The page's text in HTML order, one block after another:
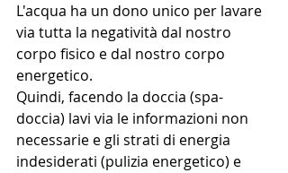
L'acqua ha un dono unico per lavare
via tutta la negatività dal nostro
corpo fisico e dal nostro corpo
energetico.
Quindi, facendo la doccia (spa-
doccia) lavi via le informazioni non
necessarie e gli strati di energia
indesiderati (pulizia energetico) e